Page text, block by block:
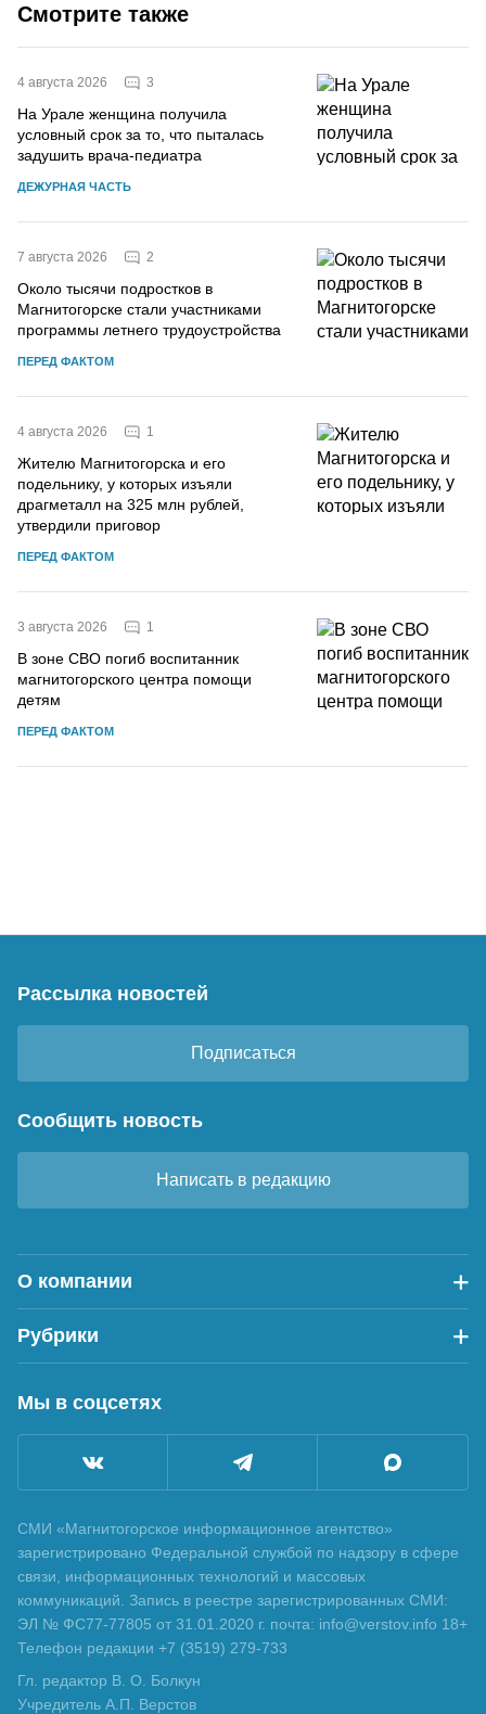
Смотрите также
4 августа 2026 3
На Урале женщина получила
условный срок за то, что пыталась
задушить врача-педиатра
ДЕЖУРНАЯ ЧАСТЬ
7 августа 2026 2
Около тысячи подростков в
Магнитогорске стали участниками
программы летнего трудоустройства
ПЕРЕД ФАКТОМ
4 августа 2026 1
Жителю Магнитогорска и его
подельнику, у которых изъяли
драгметалл на 325 млн рублей,
утвердили приговор
ПЕРЕД ФАКТОМ
3 августа 2026 1
В зоне СВО погиб воспитанник
магнитогорского центра помощи
детям
ПЕРЕД ФАКТОМ
Рассылка новостей
Подписаться
Сообщить новость
Написать в редакцию
О компании
Рубрики
Мы в соцсетях
СМИ «Магнитогорское информационное агентство»
зарегистрировано Федеральной службой по надзору в сфере
связи, информационных технологий и массовых
коммуникаций. Запись в реестре зарегистрированных СМИ:
ЭЛ № ФС77-77805 от 31.01.2020 г. почта: info@verstov.info 18+
Телефон редакции +7 (3519) 279-733
Гл. редактор В. О. Болкун
Учредитель А.П. Верстов